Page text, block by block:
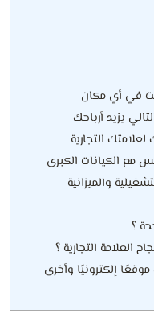
في أي مكان
يزيد أرباحك
التجارية
مع الكيانات الكبرى
والميزانية
؟
التجارية ؟
إلكترونيًا وأخرى